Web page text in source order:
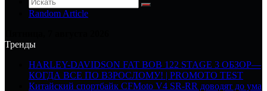
Random Article
Тренды
HARLEY-DAVIDSON FAT BOB 122 STAGE 3 ОБЗОР—
КОГДА ВСЕ ПО ВЗРОСЛОМУ! | PROMOTO TEST
Китайский спортбайк CFMoto V4 SR-RR доводят до ума